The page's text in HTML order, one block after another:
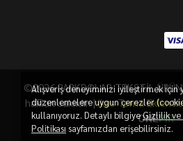
Alışveriş deneyiminizi iyileştirmek için
düzenlemelere uygun çerezler
kullanıyoruz. Detaylı bilgiyeGizlilik ve
Politikası sayfamızdan erişebilirsiniz.
©2026 PARKDOLAP TEKSTİL
hakları saklıdır. |ikas Tema
ONEPiR